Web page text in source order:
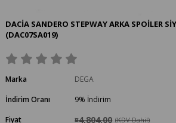
DACİA SANDERO STEPWAY ARKA SPOİLER
(DAC07SA019)
Marka
DEGA
İndirim Oranı
%
9
İndirim
Fiyat
¤4,804.00 (KDV Dahil)